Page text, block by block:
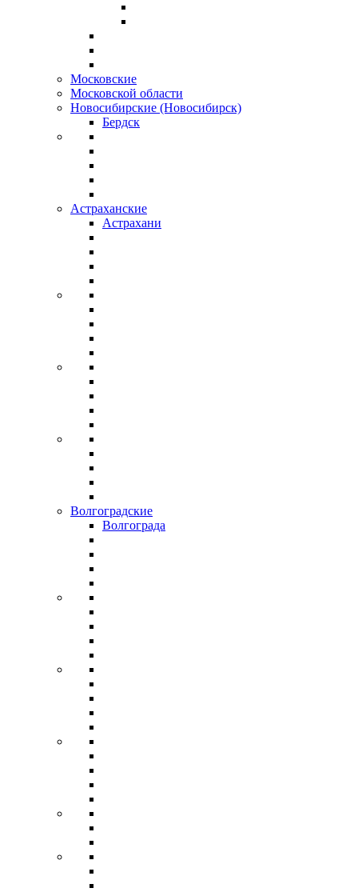
Московские
Московской области
Новосибирские (Новосибирск)
Бердск
Астраханские
Астрахани
Волгоградские
Волгограда